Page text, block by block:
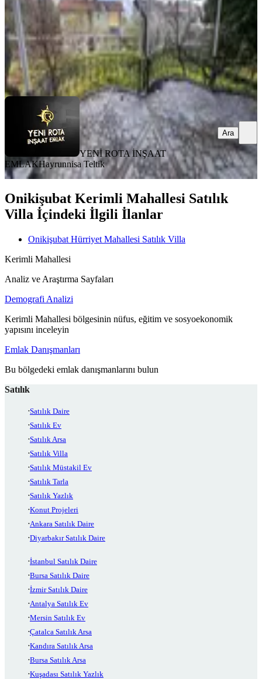
25.000.000 ₺
YENİ ROTA İNŞAAT EMLAKHayrunnisa Teltik
Ara
YENİ ROTA İNŞAAT
EMLAKHayrunnisa Teltik
Ara
Onikişubat Kerimli Mahallesi Satılık
Villa İçindeki İlgili İlanlar
Onikişubat Hürriyet Mahallesi Satılık Villa
Kerimli Mahallesi
Analiz ve Araştırma Sayfaları
Demografi Analizi
Kerimli Mahallesi bölgesinin nüfus, eğitim ve sosyoekonomik
yapısını inceleyin
Emlak Danışmanları
Bu bölgedeki emlak danışmanlarını bulun
Satılık
Satılık Daire
Satılık Ev
Satılık Arsa
Satılık Villa
Satılık Müstakil Ev
Satılık Tarla
Satılık Yazlık
Konut Projeleri
Ankara Satılık Daire
Diyarbakır Satılık Daire
İstanbul Satılık Daire
Bursa Satılık Daire
İzmir Satılık Daire
Antalya Satılık Ev
Mersin Satılık Ev
Çatalca Satılık Arsa
Kandıra Satılık Arsa
Bursa Satılık Arsa
Kuşadası Satılık Yazlık